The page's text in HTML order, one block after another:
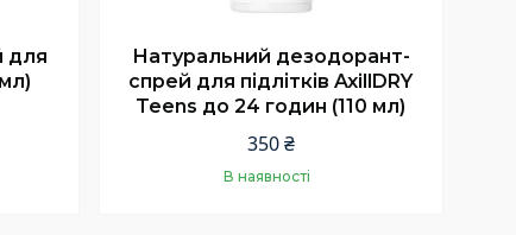
для
Натуральний дезодорант-
спрей для підлітків AxillDRY
Teens до 24 годин (110 мл)
350 ₴
В наявності